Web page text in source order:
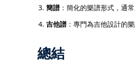
簡譜：簡化的樂譜形式，通
吉他譜：專門為吉他設計的
總結